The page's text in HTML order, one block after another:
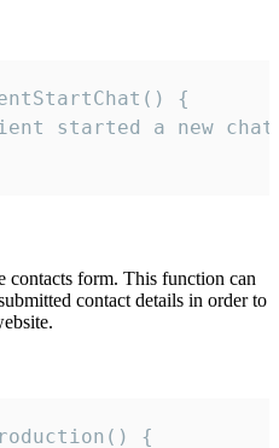
{
started a new
contacts form. This function can
contact details in order to
{